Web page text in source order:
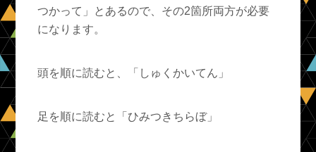
つかって」とあるので、その2箇所両方が必要
になります。
頭を順に読むと、「しゅくかいてん」
足を順に読むと「ひみつきちらぼ」